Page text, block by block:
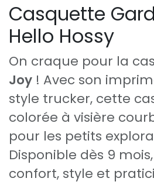
Casquette
Hello Hossy
On craque pour la
Joy ! Avec son
style trucker, cette
colorée à visière
pour les petits
Disponible dès 9
confort, style et